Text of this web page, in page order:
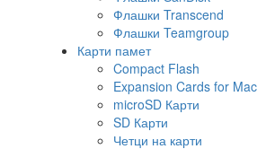
Флашки Transcend
Флашки Teamgroup
Карти памет
Compact Flash
Expansion Cards for Mac
microSD Карти
SD Карти
Четци на карти